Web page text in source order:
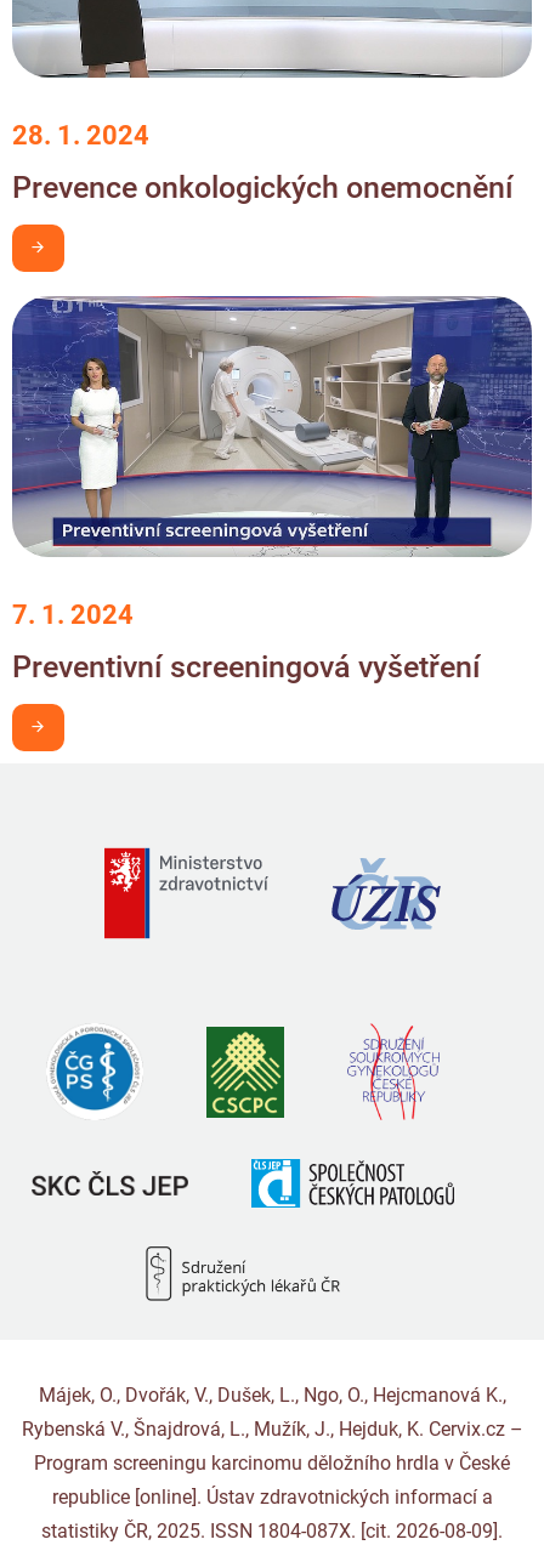
28. 1. 2024
Prevence onkologických onemocnění
7. 1. 2024
Preventivní screeningová vyšetření
Májek, O., Dvořák, V., Dušek, L., Ngo, O., Hejcmanová K.,
Rybenská V., Šnajdrová, L., Mužík, J., Hejduk, K. Cervix.cz –
Program screeningu karcinomu děložního hrdla v České
republice [online]. Ústav zdravotnických informací a
statistiky ČR, 2025. ISSN 1804-087X. [cit. 2026-08-09].